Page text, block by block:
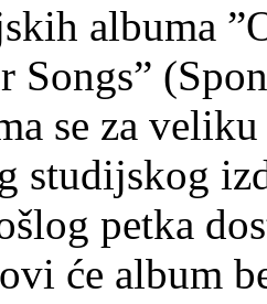
albuma
Songs”
se za
studijskog
petka
će album